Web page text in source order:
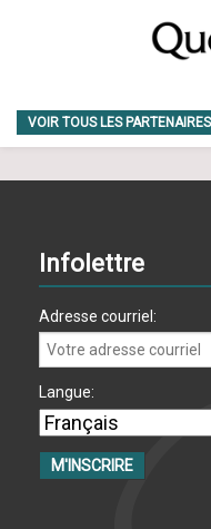
VOIR TOUS LES PARTENAIRES
Infolettre
Adresse courriel:
Langue: